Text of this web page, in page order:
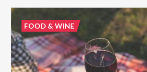
FOOD & WINE